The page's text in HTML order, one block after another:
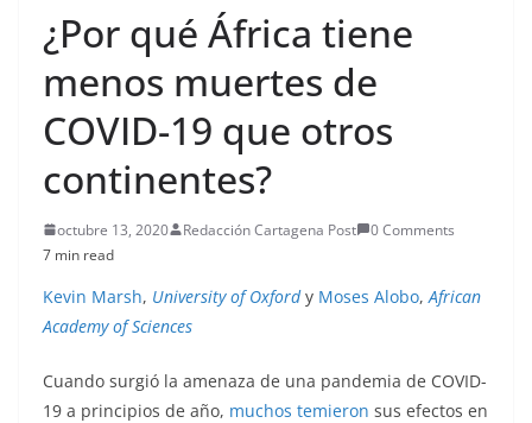
¿Por qué África tiene
menos muertes de
COVID-19 que otros
continentes?
octubre 13, 2020 Redacción Cartagena Post
0 Comments
7 min read
Kevin Marsh, University of Oxfordy Moses Alobo, African
Academy of Sciences
Cuando surgió la amenaza de una pandemia de COVID-
19 a principios de año, muchos temieron sus efectos en